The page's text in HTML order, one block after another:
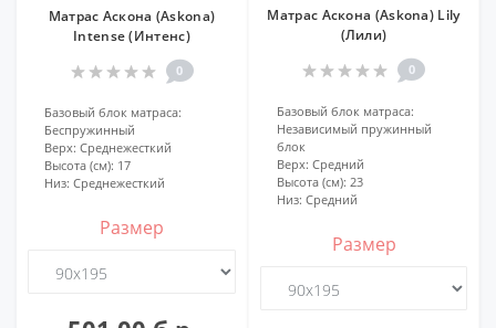
Матрас Аскона (Askona)
Intense (Интенс)
0
Базовый блок матраса:
Беспружинный
Верх: Среднежесткий
Высота (см): 17
Низ: Среднежесткий
Размер
Матрас Аскона (Askona) Lily
(Лили)
0
Базовый блок матраса:
Независимый пружинный
блок
Верх: Средний
Высота (см): 23
Низ: Средний
Размер